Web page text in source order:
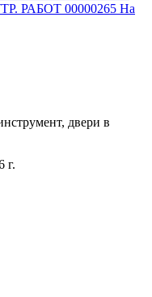
РАБОТ 00000265 На
двери в
г.